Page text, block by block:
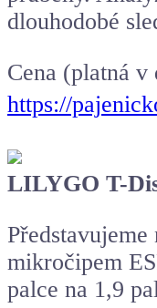
dlouhodobé
Cena (platná
https://
LILYGO T-
mikročipem
palce na 1,9